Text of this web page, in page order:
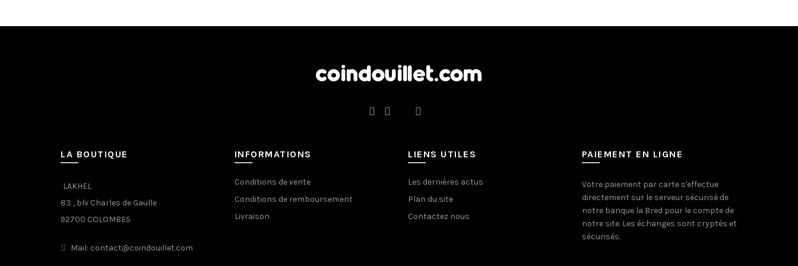
LA BOUTIQUE
LAKHEL
83 , blv Charles de Gaulle
92700 COLOMBES
Mail: contact@coindouillet.com
INFORMATIONS
Conditions de vente
Conditions de remboursement
Livraison
LIENS UTILES
Les dernières actus
Plan du site
Contactez nous
PAIEMENT EN LIGNE
Votre paiement par carte s'effectue
directement sur le serveur sécurisé de
notre banque la Bred pour le compte de
notre site. Les échanges sont cryptés et
sécurisés.